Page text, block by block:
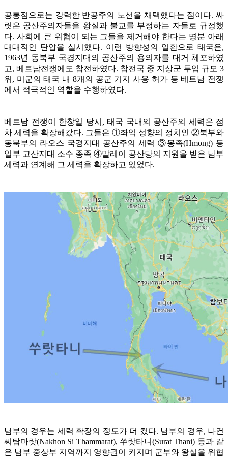
공통점으로는 강력한 반공주의 노선을 채택했다는 점이다. 싸
릿은 공산주의자들을 왕실과 불교를 부정하는 자들로 규정했
다. 사회에 큰 위협이 되는 그들을 제거해야 한다는 명분 아래
대대적인 탄압을 실시했다. 이런 방향성의 일환으로 태국은,
1963년 동북부 국경지대의 공산주의 용의자를 대거 체포하였
고, 베트남전쟁에도 참전하였다. 참전국 중 지상군 투입 규모 3
위, 미군의 태국 내 8개의 공군 기지 사용 허가 등 베트남 전쟁
에서 적극적인 역할을 수행하였다.
베트남 전쟁이 한창일 당시, 태국 국내의 공산주의 세력은 점
차 세력을 확장해갔다. 그들은 ①좌익 성향의 정치인 ②북부와
동북부의 라오스 국경지대 공산주의 세력 ③몽족(Hmong) 등
일부 고산지대 소수 종족 ④말레이 공산당의 지원을 받은 남부
세력과 연계해 그 세력을 확장하고 있었다.
남부의 경우는 세력 확장의 정도가 더 컸다. 남부의 경우, 나컨
씨탐마랏(Nakhon Si Thammarat), 쑤랏타니(Surat Thani) 등과 같
은 남부 중상부 지역까지 영향권이 커지며 군부와 왕실을 위협